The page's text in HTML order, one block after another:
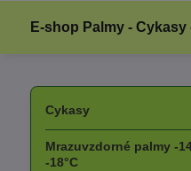
E-shop Palmy -
Cykasy
Mrazuvzdorné palmy -
-18°C